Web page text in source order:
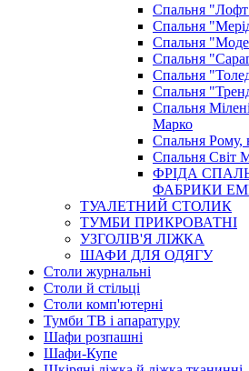
Спальня
Спальня
Спальня
Спальня
Спальня
Спальня
Спальня
Марко
Спальня
Спальня Світ
ФРІДА
ФАБРИКИ
ТУАЛЕТНИЙ СТОЛИК
ТУМБИ ПРИКРОВАТНІ
УЗГОЛІВ'Я ЛІЖКА
ШАФИ ДЛЯ ОДЯГУ
Столи журнальні
Столи й стільці
Столи комп'ютерні
Тумби ТВ і апаратуру
Шафи розпашні
Шафи-Купе